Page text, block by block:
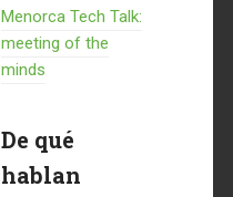
Menorca Tech Talk:
meeting of the
minds
De qué
hablan